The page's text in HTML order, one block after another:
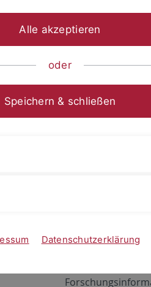
ALMA
Alle akzeptieren
oder
Speichern & schließen
Datenschutzerklärung